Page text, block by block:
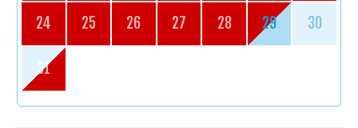
24 25 26 27 28 29 30
31